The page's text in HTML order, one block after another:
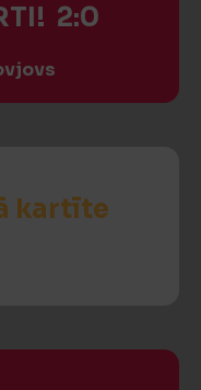
2:0
kartīte